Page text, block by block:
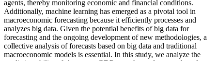
agents, thereby monitoring economic and financial conditions.
Additionally, machine learning has emerged as a pivotal tool in
macroeconomic forecasting because it efficiently processes and
analyzes big data. Given the potential benefits of big data for
forecasting and the ongoing development of new methodologies, a
collective analysis of forecasts based on big data and traditional
macroeconomic models is essential. In this study, we analyze the